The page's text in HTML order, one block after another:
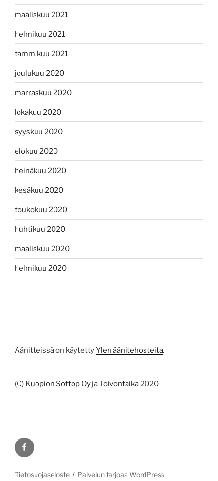
maaliskuu 2021
helmikuu 2021
tammikuu 2021
joulukuu 2020
marraskuu 2020
lokakuu 2020
syyskuu 2020
elokuu 2020
heinäkuu 2020
kesäkuu 2020
toukokuu 2020
huhtikuu 2020
maaliskuu 2020
helmikuu 2020
Äänitteissä on käytettyYlen äänitehosteita.
(C) Kuopion Softop Oy jaToivontaika2020
Facebook
Tietosuojaseloste Palvelun tarjoaa WordPress